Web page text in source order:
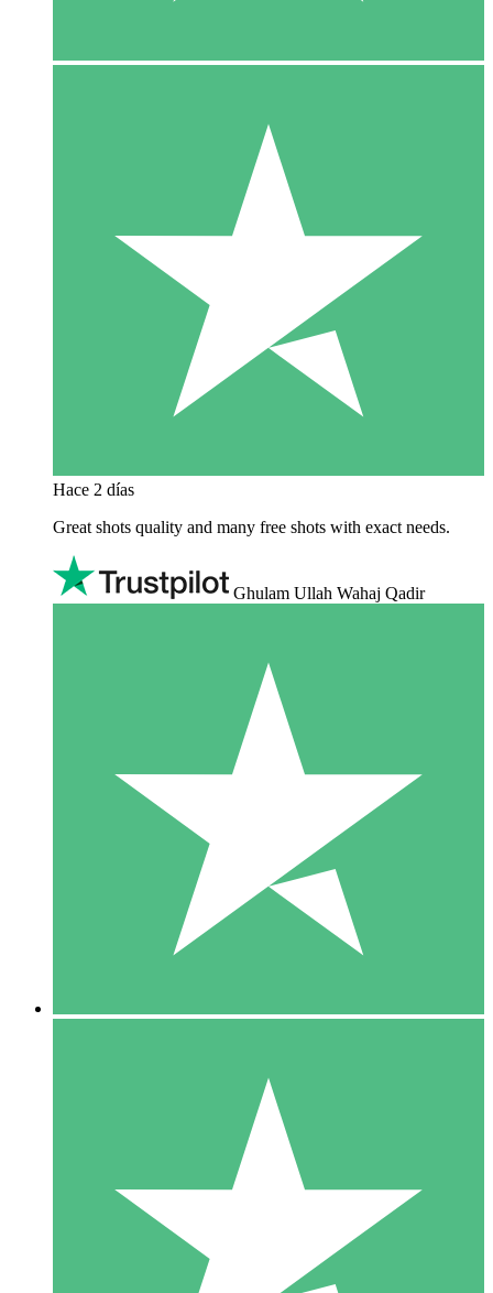
Hace 2 días
Great shots quality and many free shots with exact needs.
Ghulam Ullah Wahaj Qadir